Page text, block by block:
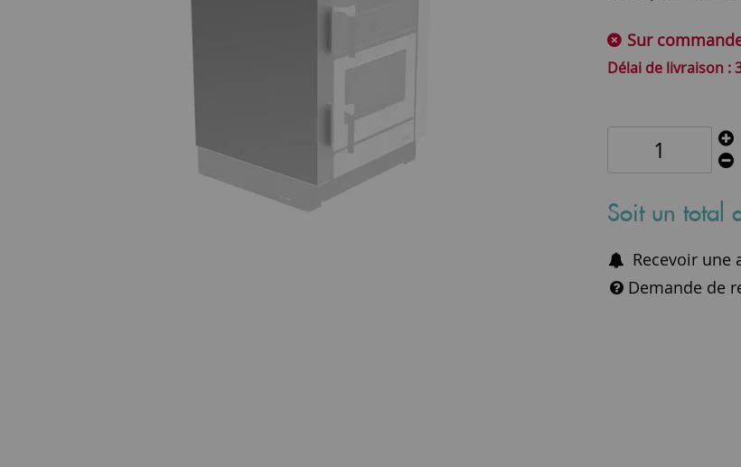
Sur
Soit un total
Recevoir une
Demande de